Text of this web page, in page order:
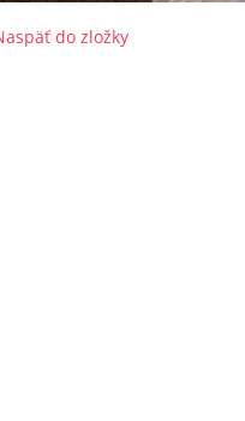
do zložky